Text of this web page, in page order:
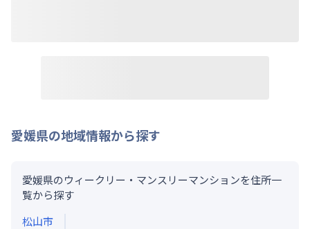
愛媛県の地域情報から探す
愛媛県のウィークリー・マンスリーマンションを住所一
覧から探す
松山市